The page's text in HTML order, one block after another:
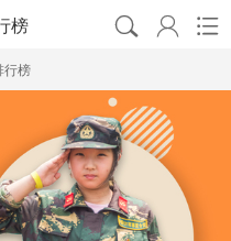
榜   
行榜